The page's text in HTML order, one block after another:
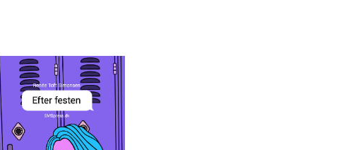
Efter festen
Renée Toft
Simonsen